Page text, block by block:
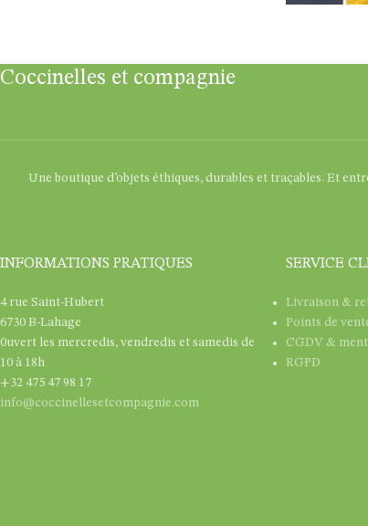
Coccinelles et compagnie
Une boutique d’objets éthiques, durables et traçables. Et
INFORMATIONS PRATIQUES
4 rue Saint-Hubert
6730 B-Lahage
0uvert les mercredis, vendredis et samedis de
10 à 18h
+32 475 47 98 17
info@coccinellesetcompagnie.com
SERVICE
Livraison &
Points de
CGDV &
RGPD